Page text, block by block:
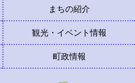
まちの紹介
観光・イベント情報
町政情報